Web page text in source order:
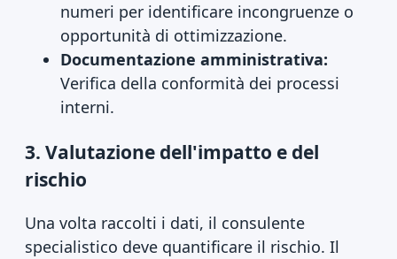
numeri per identificare incongruenze o
opportunità di ottimizzazione.
Documentazione amministrativa:
Verifica della conformità dei processi
interni.
3. Valutazione dell'impatto e del
rischio
Una volta raccolti i dati, il consulente
specialistico deve quantificare il rischio. Il